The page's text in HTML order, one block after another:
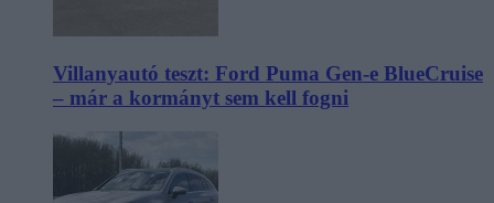
Villanyautó teszt: Ford Puma Gen-e BlueCruise
– már a kormányt sem kell fogni